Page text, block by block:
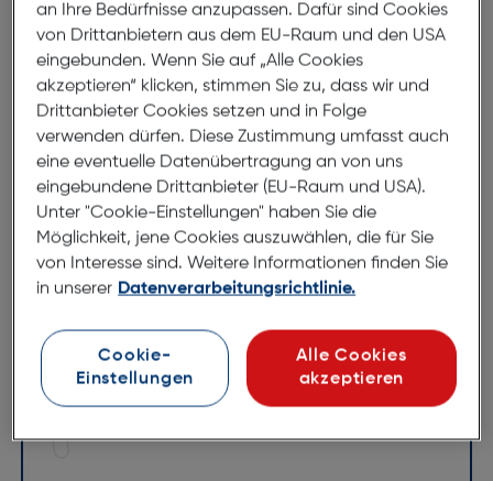
(individuell ausrichtbar)
138mm
16mm
54mm
140mm
an Ihre Bedürfnisse anzupassen. Dafür sind Cookies
von Drittanbietern aus dem EU-Raum und den USA
eingebunden. Wenn Sie auf „Alle Cookies
akzeptieren“ klicken, stimmen Sie zu, dass wir und
Drittanbieter Cookies setzen und in Folge
verwenden dürfen. Diese Zustimmung umfasst auch
eine eventuelle Datenübertragung an von uns
eingebundene Drittanbieter (EU-Raum und USA).
Unter "Cookie-Einstellungen" haben Sie die
Möglichkeit, jene Cookies auszuwählen, die für Sie
von Interesse sind. Weitere Informationen finden Sie
in unserer Datenverarbeitungsrichtlinie.
Cookie-
Einstellungen
Alle Cookies
akzeptieren